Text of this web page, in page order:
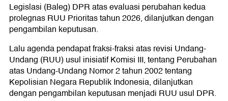
Legislasi (Baleg) DPR atas evaluasi perubahan kedua
prolegnas RUU Prioritas tahun 2026, dilanjutkan dengan
pengambilan keputusan.
Lalu agenda pendapat fraksi-fraksi atas revisi Undang-
Undang (RUU) usul inisiatif Komisi III, tentang Perubahan
atas Undang-Undang Nomor 2 tahun 2002 tentang
Kepolisian Negara Republik Indonesia, dilanjutkan
dengan pengambilan keputusan menjadi RUU usul DPR.